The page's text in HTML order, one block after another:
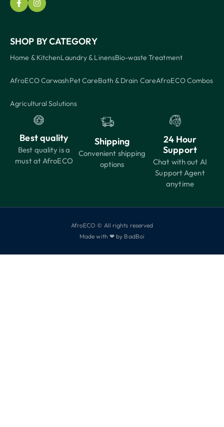
SHOP BY CATEGORY
Home & KitchenLaundry & LinensBio-waste Treatment
AfroECO CarwashPet CareBath & Drain CareAfroECO Combos
Agricultural Solutions
Best quality
Best quality is a
must at AfroECO
Shipping
Convenient shipping
options
24 Hour
Support
Chat with out AI
Support Agent
anytime
AfroECO © All rights reserved
Made with ❤ by BadBoi